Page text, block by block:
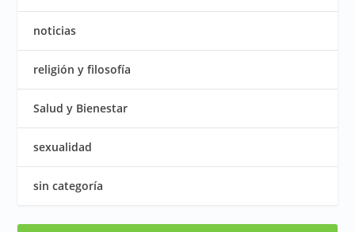
noticias
religión y filosofía
Salud y Bienestar
sexualidad
sin categoría